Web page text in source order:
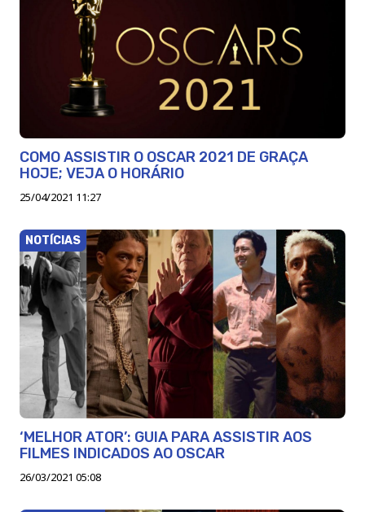
COMO ASSISTIR O OSCAR 2021 DE GRAÇA
HOJE; VEJA O HORÁRIO
25/04/2021 11:27
NOTÍCIAS
‘MELHOR ATOR’: GUIA PARA ASSISTIR AOS
FILMES INDICADOS AO OSCAR
26/03/2021 05:08